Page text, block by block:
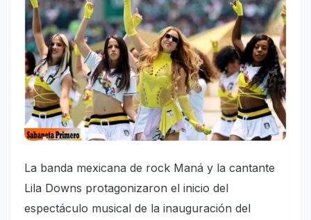
La banda mexicana de rock Maná y la cantante
Lila Downs protagonizaron el inicio del
espectáculo musical de la inauguración del